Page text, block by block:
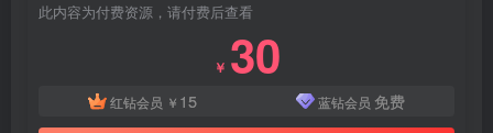
此内容为付费资源，请付费后查看
￥ 30
红钻会员 ￥ 15 蓝钻会员 免费